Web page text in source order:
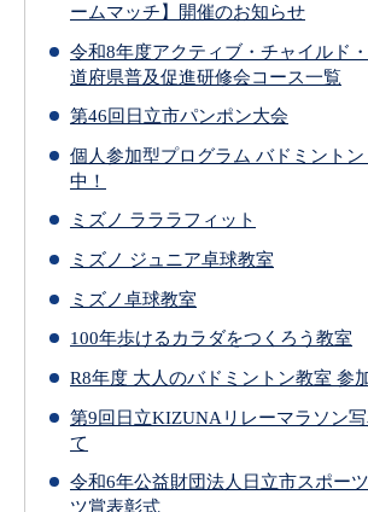
ームマッチ】開催のお知らせ
令和8年度アクティブ・チャイルド
道府県普及促進研修会コース一覧
第46回日立市パンポン大会
個人参加型プログラム バドミント
中！
ミズノ ラララフィット
ミズノ ジュニア卓球教室
ミズノ卓球教室
100年歩けるカラダをつくろう教室
R8年度 大人のバドミントン教室 参
第9回日立KIZUNAリレーマラソン
て
令和6年公益財団法人日立市スポー
ツ賞表彰式